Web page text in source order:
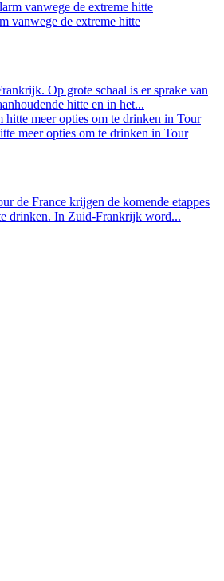
vanwege de extreme hitte
Op grote schaal is er sprake van
hitte en in het...
meer opties om te drinken in Tour
de France krijgen de komende etappes
drinken. In Zuid-Frankrijk word...